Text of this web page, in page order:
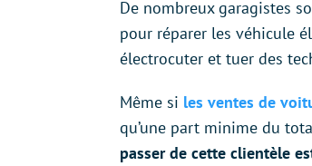
De nombreux garagistes
pour réparer les véhicule
électrocuter et tuer des
Même si les ventes de
qu’une part minime du
passer de cette clientèle